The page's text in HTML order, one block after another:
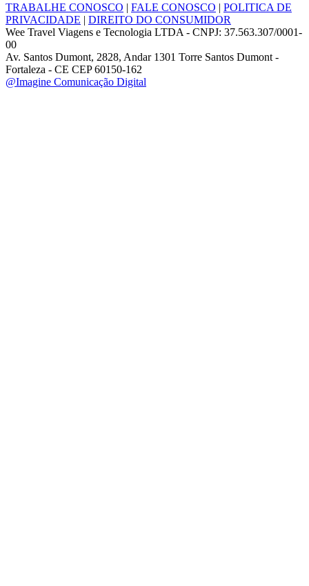
TRABALHE CONOSCO | FALE CONOSCO | POLITICA DE
PRIVACIDADE | DIREITO DO CONSUMIDOR
Wee Travel Viagens e Tecnologia LTDA - CNPJ: 37.563.307/0001-
00
Av. Santos Dumont, 2828, Andar 1301 Torre Santos Dumont -
Fortaleza - CE CEP 60150-162
@Imagine Comunicação Digital